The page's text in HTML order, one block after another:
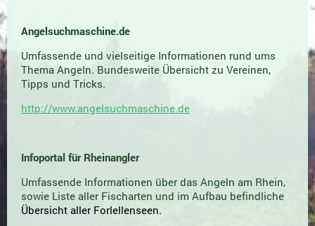
Angelsuchmaschine.de
Umfassende und vielseitige Informationen rund ums
Thema Angeln. Bundesweite Übersicht zu Vereinen,
Tipps und Tricks.
http://www.angelsuchmaschine.de
Infoportal für Rheinangler
Umfassende Informationen über das Angeln am Rhein,
sowie Liste aller Fischarten und im Aufbau befindliche
Übersicht aller Forlellenseen.